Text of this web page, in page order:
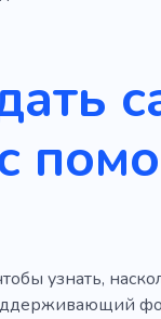
узнать,